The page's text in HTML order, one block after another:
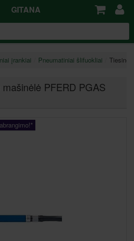
GITANA
įrankiai Pneumatiniai šlifuokliai Tiesinė
PFERD PGAS